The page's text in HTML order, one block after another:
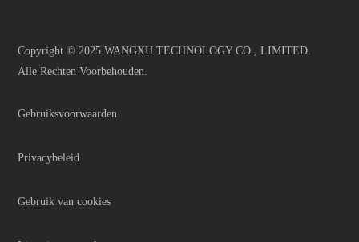
Copyright © 2025 WANGXU TECHNOLOGY CO., LIMITED.
Alle Rechten Voorbehouden.
Gebruiksvoorwaarden
Privacybeleid
Gebruik van cookies